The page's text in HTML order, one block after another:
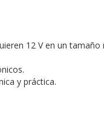
12 V en un tamaño
y práctica.